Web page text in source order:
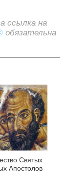
ссылка на
обязательна
Святых
Апостолов